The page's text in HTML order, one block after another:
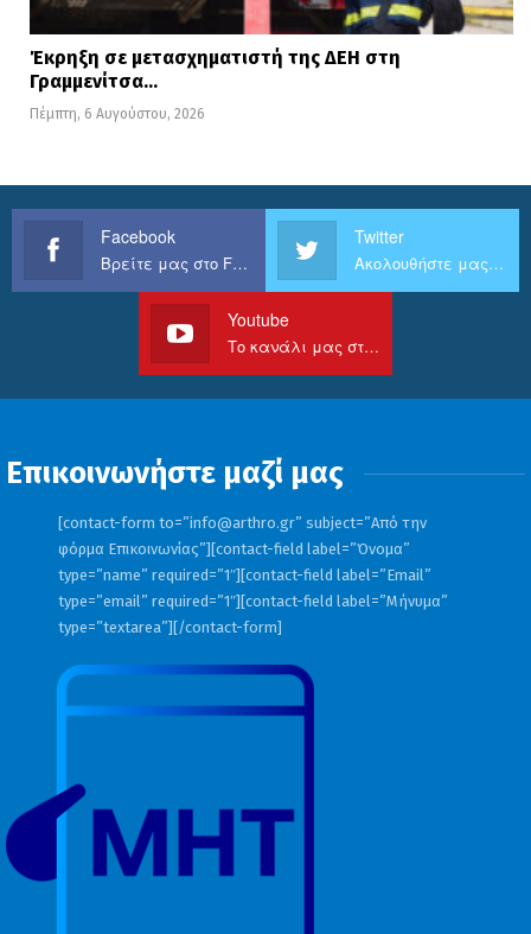
Έκρηξη σε μετασχηματιστή της ΔΕΗ στη
Γραμμενίτσα…
Πέμπτη, 6 Αυγούστου, 2026
Facebook
Βρείτε μας στο Facebook
Twitter
Ακολουθήστε μας στο Twitter
Youtube
Το κανάλι μας στο Youtube
Επικοινωνήστε μαζί μας
[contact-form to=”info@arthro.gr” subject=”Από την
φόρμα Επικοινωνίας”][contact-field label=”Όνομα”
type=”name” required=”1″][contact-field label=”Email”
type=”email” required=”1″][contact-field label=”Μήνυμα”
type=”textarea”][/contact-form]